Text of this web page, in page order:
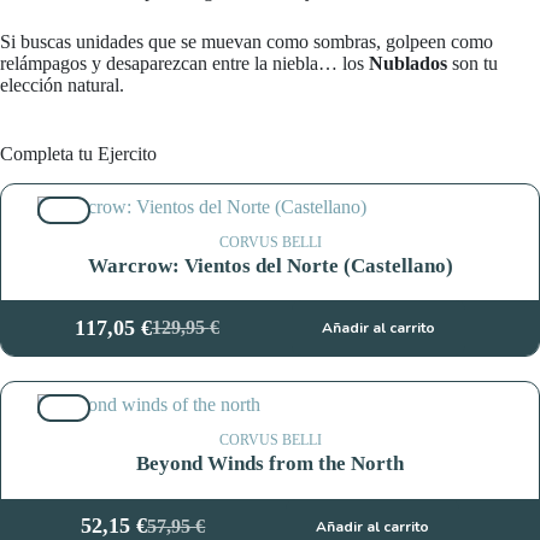
Si buscas unidades que se muevan como sombras, golpeen como
relámpagos y desaparezcan entre la niebla… los Nublados son tu
elección natural.
Completa tu Ejercito
CORVUS BELLI
Warcrow: Vientos del Norte (Castellano)
129,95€
El
precio
original
era:
129,95 €.
117,05 €El
precio
actual
es:
117,05 €.
Añadir al carrito
CORVUS BELLI
Beyond Winds from the North
57,95€
52,15€ Añadir al carrito